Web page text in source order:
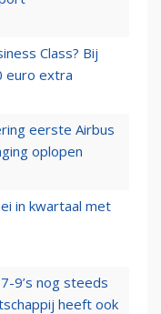
Class? Bij
euro extra
eerste Airbus
oplopen
in kwartaal met
9’s nog steeds
heeft ook